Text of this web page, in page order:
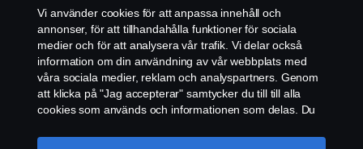
n
n
y
f
l
i
k
.
n
n
y
f
l
i
.
e
n
n
y
f
l
i
k
.
n
y
f
l
i
.
Öppna vakanser
Karriärplatser
Kontakta oss
Om Scania
Juridisk Information
Vi använder cookies för att anpassa innehåll och
annonser, för att tillhandahålla funktioner för sociala
medier och för att analysera vår trafik. Vi delar också
information om din användning av vår webbplats med
våra sociala medier, reklam och analyspartners. Genom
att klicka på "Jag accepterar" samtycker du till till alla
cookies som används och informationen som delas. Du
"Cookie-inställningar" och välja de kategorier du vill